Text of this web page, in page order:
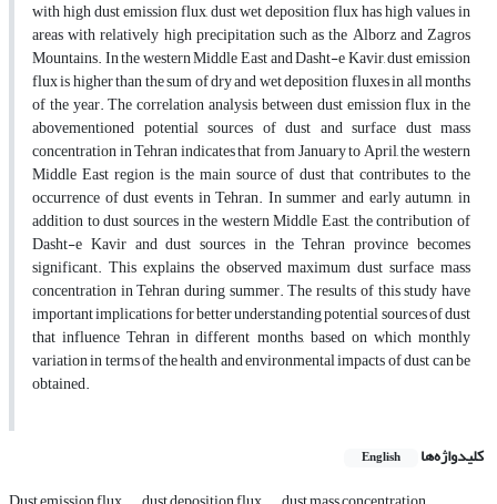
with high dust emission flux, dust wet deposition flux has high values in
areas with relatively high precipitation such as the Alborz and Zagros
Mountains. In the western Middle East and Dasht-e Kavir, dust emission
flux is higher than the sum of dry and wet deposition fluxes in all months
of the year. The correlation analysis between dust emission flux in the
abovementioned potential sources of dust and surface dust mass
concentration in Tehran indicates that from January to April, the western
Middle East region is the main source of dust that contributes to the
occurrence of dust events in Tehran. In summer and early autumn, in
addition to dust sources in the western Middle East, the contribution of
Dasht-e Kavir and dust sources in the Tehran province becomes
significant. This explains the observed maximum dust surface mass
concentration in Tehran during summer. The results of this study have
important implications for better understanding potential sources of dust
that influence Tehran in different months, based on which monthly
variation in terms of the health and environmental impacts of dust can be
obtained.
کلیدواژه‌ها English